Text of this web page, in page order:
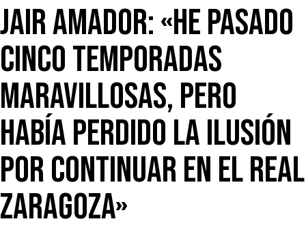
Jair Amador: «He pasado
cinco temporadas
maravillosas, pero
había perdido la ilusión
por continuar en el Real
Zaragoza»